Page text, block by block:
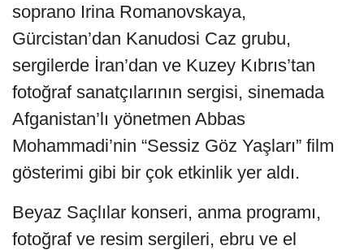
soprano Irina Romanovskaya,
Gürcistan’dan Kanudosi Caz grubu,
sergilerde İran’dan ve Kuzey Kıbrıs’tan
fotoğraf sanatçılarının sergisi, sinemada
Afganistan’lı yönetmen Abbas
Mohammadi’nin “Sessiz Göz Yaşları” film
gösterimi gibi bir çok etkinlik yer aldı.
Beyaz Saçlılar konseri, anma programı,
fotoğraf ve resim sergileri, ebru ve el